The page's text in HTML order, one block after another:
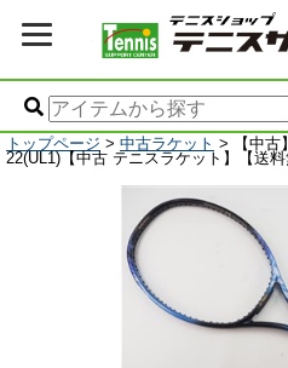
トップページ > 中古ラケット > 【中古
22(UL1)【中古 テニスラケット】【送料